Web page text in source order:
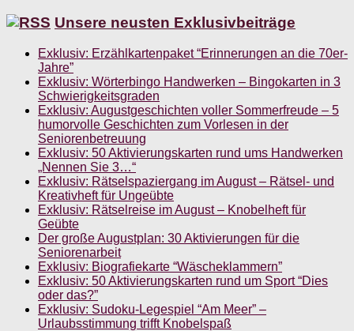
Unsere neusten Exklusivbeiträge
Exklusiv: Erzählkartenpaket “Erinnerungen an die 70er-
Jahre”
Exklusiv: Wörterbingo Handwerken – Bingokarten in 3
Schwierigkeitsgraden
Exklusiv: Augustgeschichten voller Sommerfreude – 5
humorvolle Geschichten zum Vorlesen in der
Seniorenbetreuung
Exklusiv: 50 Aktivierungskarten rund ums Handwerken
„Nennen Sie 3…“
Exklusiv: Rätselspaziergang im August – Rätsel- und
Kreativheft für Ungeübte
Exklusiv: Rätselreise im August – Knobelheft für
Geübte
Der große Augustplan: 30 Aktivierungen für die
Seniorenarbeit
Exklusiv: Biografiekarte “Wäscheklammern”
Exklusiv: 50 Aktivierungskarten rund um Sport “Dies
oder das?”
Exklusiv: Sudoku-Legespiel “Am Meer” –
Urlaubsstimmung trifft Knobelspaß